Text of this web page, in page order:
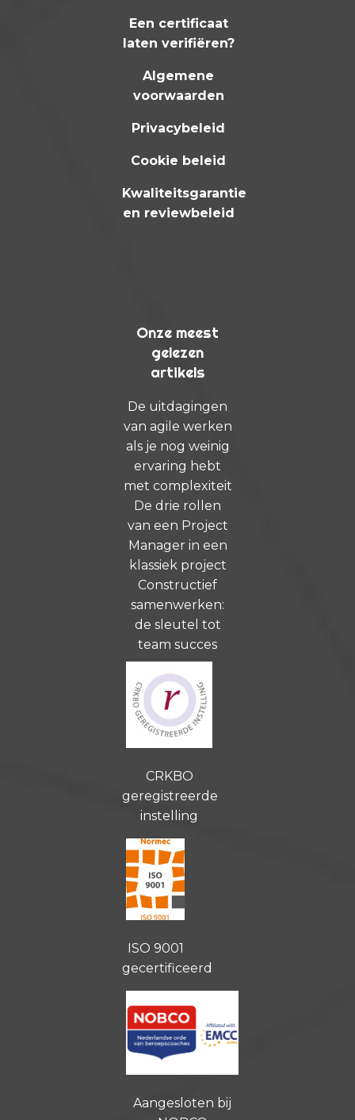
Een certificaat
laten verifiëren?
Algemene
voorwaarden
Privacybeleid
Cookie beleid
Kwaliteitsgarantie
en reviewbeleid
Onze meest
gelezen
artikels
De uitdagingen
van agile werken
als je nog weinig
ervaring hebt
met complexiteit
De drie rollen
van een Project
Manager in een
klassiek project
Constructief
samenwerken:
de sleutel tot
team succes
CRKBO
geregistreerde
instelling
ISO 9001
gecertificeerd
Aangesloten bij